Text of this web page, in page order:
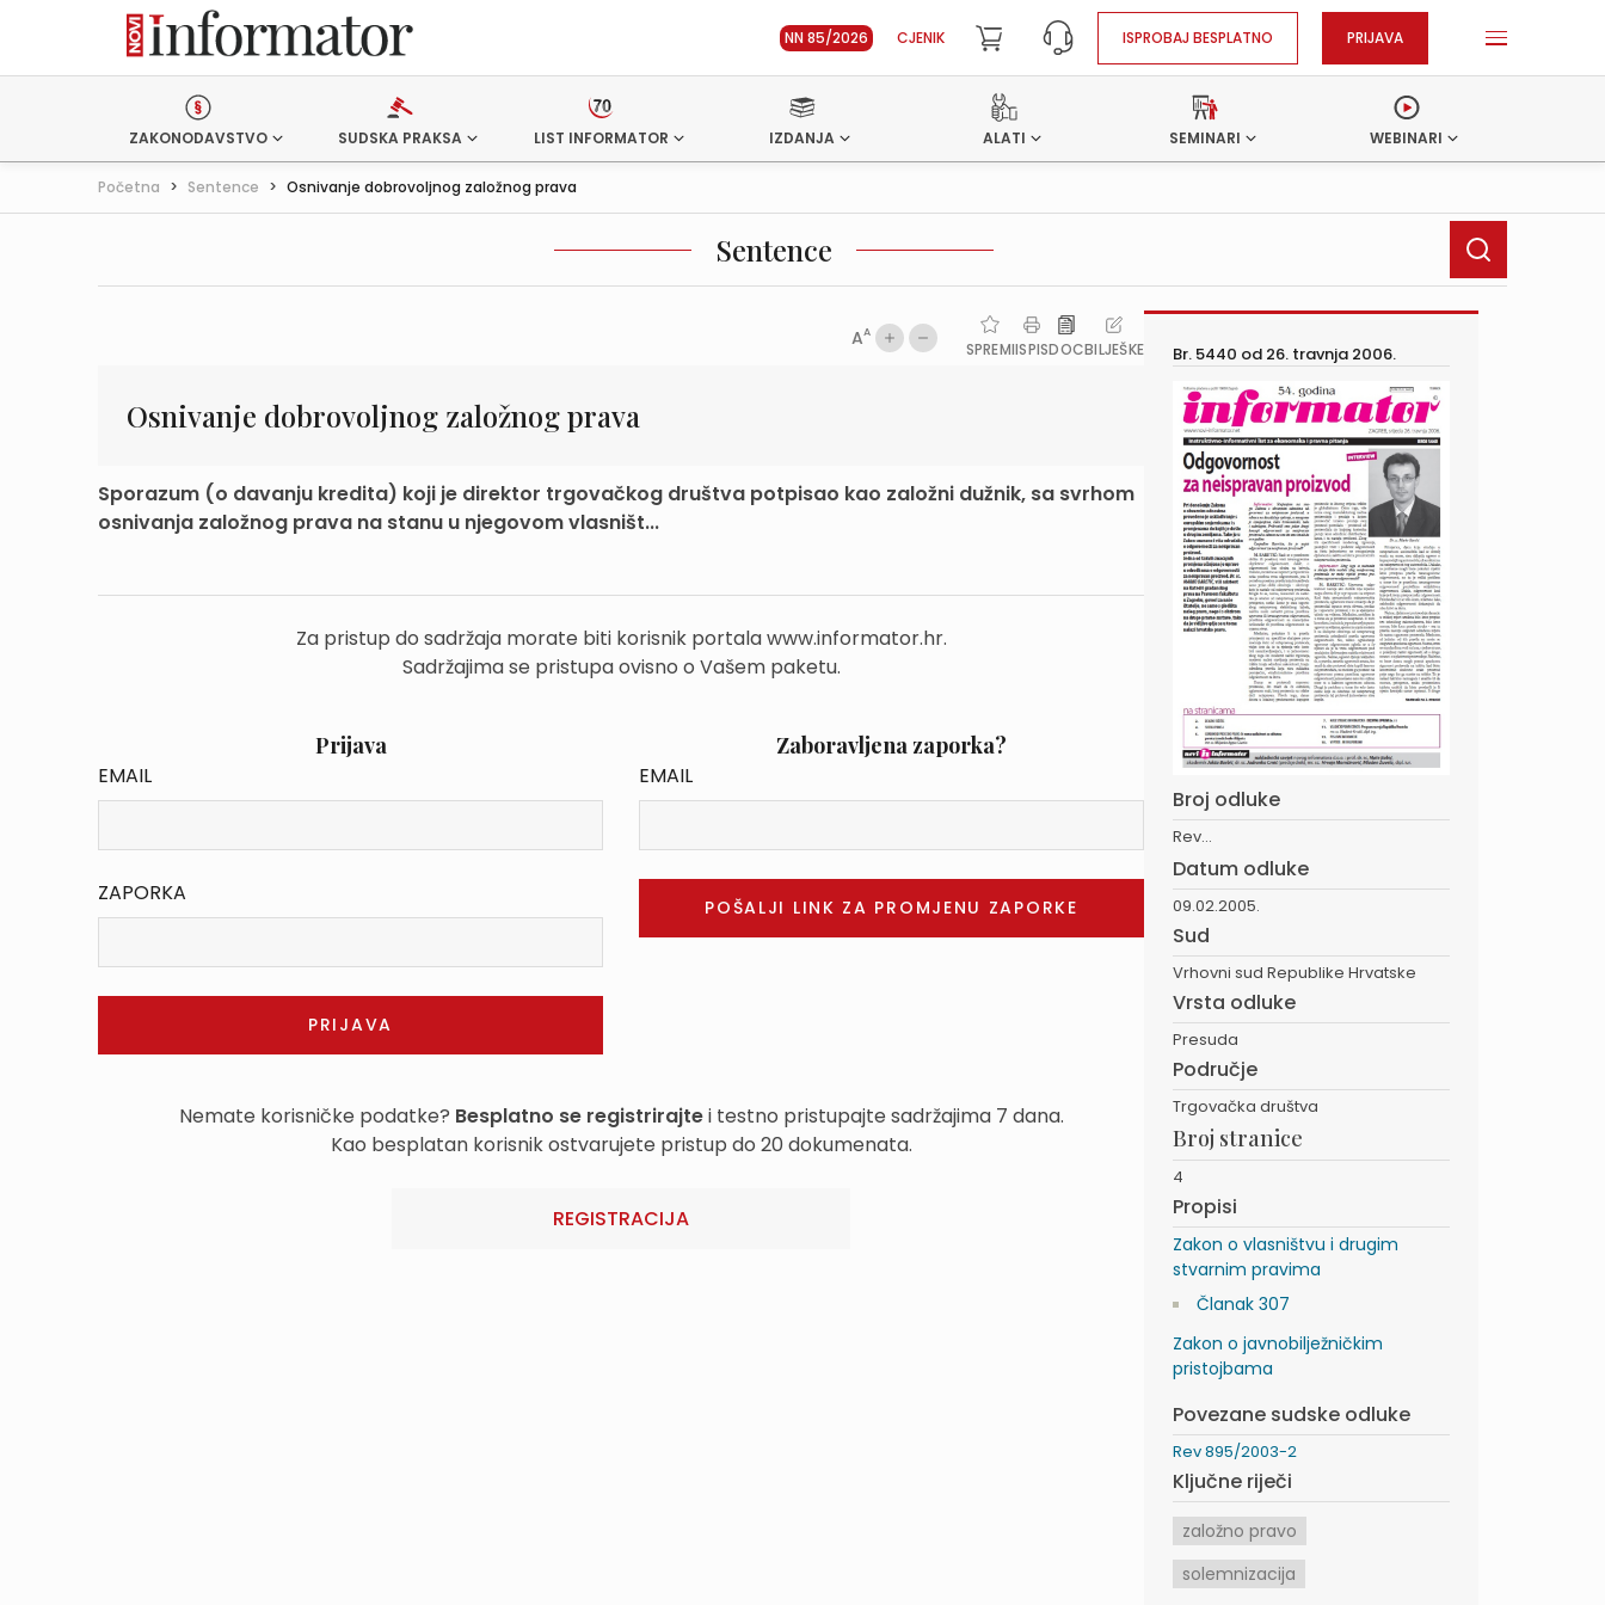
NN 85/2026 CJENIK ISPROBAJ BESPLATNO PRIJAVA
ZAKONODAVSTVO SUDSKA PRAKSA LIST INFORMATOR IZDANJA ALATI SEMINARI WEBINARI
Početna > Sentence > Osnivanje dobrovoljnog založnog prava
Sentence
AA
SPREMIISPISDOCBILJEŠKE
Osnivanje dobrovoljnog založnog prava
Sporazum (o davanju kredita) koji je direktor trgovačkog društva potpisao kao založni dužnik, sa svrhom
osnivanja založnog prava na stanu u njegovom vlasništ...
Za pristup do sadržaja morate biti korisnik portala www.informator.hr.
Sadržajima se pristupa ovisno o Vašem paketu.
Prijava
EMAIL
ZAPORKA
Zaboravljena zaporka?
EMAIL
Nemate korisničke podatke? Besplatno se registrirajtei testno pristupajte sadržajima 7 dana.
Kao besplatan korisnik ostvarujete pristup do 20 dokumenata.
REGISTRACIJA
Br. 5440 od 26. travnja 2006.
Broj odluke
Rev...
Datum odluke
09.02.2005.
Sud
Vrhovni sud Republike Hrvatske
Vrsta odluke
Presuda
Područje
Trgovačka društva
Broj stranice
4
Propisi
Zakon o vlasništvu i drugim
stvarnim pravima
Članak 307
Zakon o javnobilježničkim
pristojbama
Povezane sudske odluke
Rev 895/2003-2
Ključne riječi
založno pravo
solemnizacija